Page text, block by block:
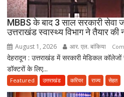
MBBS के बाद 3 साल सरकारी सेवा
उत्तराखंड स्वास्थ्य विभाग ने तैयार की
August 1, 2026 आर. एल. बांकिया
देहरादून : उत्तराखंड में सरकारी मेडिकल
डॉक्टरों के लिए...
Featured उत्तराखंड करियर राज्य सेहत